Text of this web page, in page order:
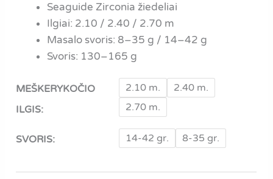
Seaguide Zirconia žiedeliai
Ilgiai: 2.10 / 2.40 / 2.70 m
Masalo svoris: 8–35 g / 14–42 g
Svoris: 130–165 g
MEŠKERYKOČIO
ILGIS:
2.10 m.
2.40 m.
2.70 m.
SVORIS: 14-42 gr. 8-35 gr.